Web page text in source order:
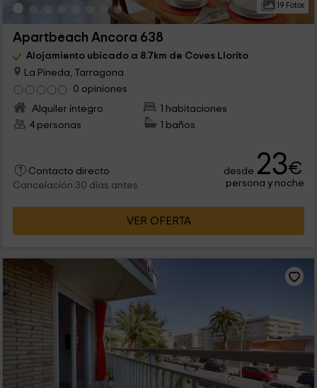
19 Fotos
Apartbeach Ancora 638
Alojamiento ubicado a 8.7km de Coves Llorito
La Pineda, Tarragona
0 opiniones
Alquiler íntegro
1 habitaciones
4 personas
1 baños
Contacto directo
Cancelación 30 días antes
desde 23€
persona y noche
VER OFERTA